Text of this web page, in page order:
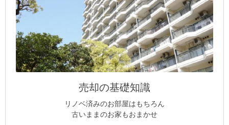
売却の基礎知識
リノベ済みのお部屋はもちろん
古いままのお家もおまかせ